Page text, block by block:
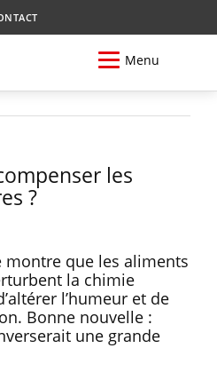
Menu
les
?
montre que les aliments
la chimie
l’humeur et de
Bonne nouvelle :
une grande